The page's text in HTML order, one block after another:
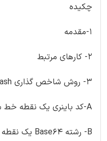
چکیده
1-مقدمه
2- کارهای مرتبط
3- روش شاخص گذاری ST-Hash
A-کد باینری یک نقطه خط سیر
B- رشته Base64 یک نقطه خط سیر